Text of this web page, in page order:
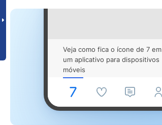
Veja como fica o ícone de 7 em
um aplicativo para dispositivos
móveis